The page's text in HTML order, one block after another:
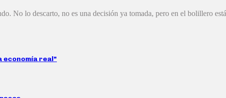
No lo descarto, no es una decisión ya tomada, pero en el bolillero
economía real”